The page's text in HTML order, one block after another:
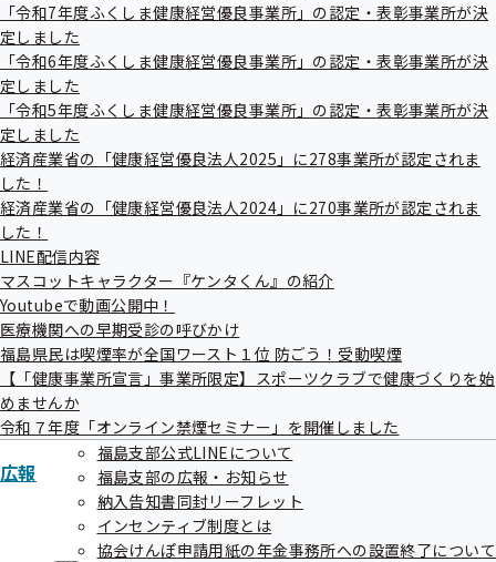
ー
「令和7年度ふくしま健康経営優良事業所」の認定・表彰事業所が決
定しました
「令和6年度ふくしま健康経営優良事業所」の認定・表彰事業所が決
定しました
「令和5年度ふくしま健康経営優良事業所」の認定・表彰事業所が決
定しました
経済産業省の「健康経営優良法人2025」に278事業所が認定されま
した！
経済産業省の「健康経営優良法人2024」に270事業所が認定されま
した！
LINE配信内容
マスコットキャラクター『ケンタくん』の紹介
Youtubeで動画公開中！
医療機関への早期受診の呼びかけ
福島県民は喫煙率が全国ワースト１位 防ごう！受動喫煙
【「健康事業所宣言」事業所限定】スポーツクラブで健康づくりを始
めませんか
令和７年度「オンライン禁煙セミナー」を開催しました
広報
福島支部公式LINEについて
福島支部の広報・お知らせ
納入告知書同封リーフレット
インセンティブ制度とは
協会けんぽ申請用紙の年金事務所への設置終了について
令和7年12月4日（木）13:30～15:00
参加方法
オンライン配信（Zoom）
ID：845 5411 5165
申込方法
申込書をFAXまたは郵便で提出
参加費